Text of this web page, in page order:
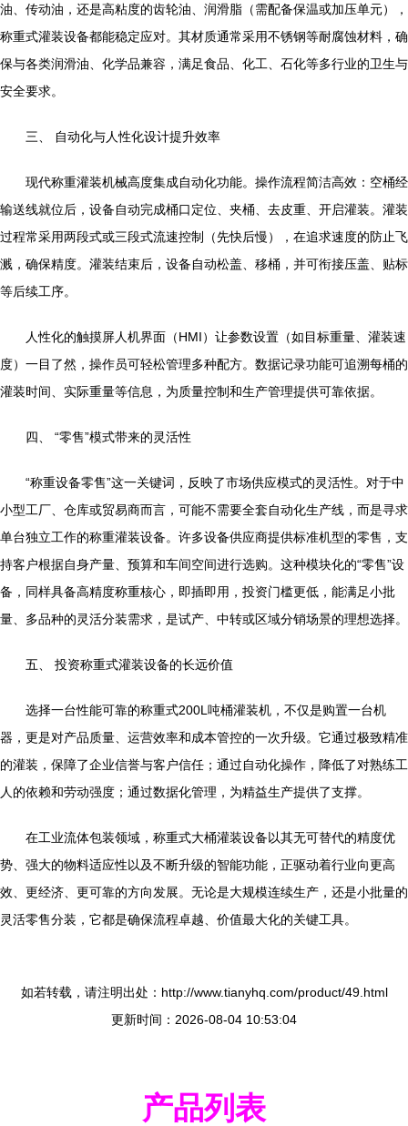
油、传动油，还是高粘度的齿轮油、润滑脂（需配备保温或加压单元），
称重式灌装设备都能稳定应对。其材质通常采用不锈钢等耐腐蚀材料，确
保与各类润滑油、化学品兼容，满足食品、化工、石化等多行业的卫生与
安全要求。
三、 自动化与人性化设计提升效率
现代称重灌装机械高度集成自动化功能。操作流程简洁高效：空桶经
输送线就位后，设备自动完成桶口定位、夹桶、去皮重、开启灌装。灌装
过程常采用两段式或三段式流速控制（先快后慢），在追求速度的防止飞
溅，确保精度。灌装结束后，设备自动松盖、移桶，并可衔接压盖、贴标
等后续工序。
人性化的触摸屏人机界面（HMI）让参数设置（如目标重量、灌装速
度）一目了然，操作员可轻松管理多种配方。数据记录功能可追溯每桶的
灌装时间、实际重量等信息，为质量控制和生产管理提供可靠依据。
四、 “零售”模式带来的灵活性
“称重设备零售”这一关键词，反映了市场供应模式的灵活性。对于中
小型工厂、仓库或贸易商而言，可能不需要全套自动化生产线，而是寻求
单台独立工作的称重灌装设备。许多设备供应商提供标准机型的零售，支
持客户根据自身产量、预算和车间空间进行选购。这种模块化的“零售”设
备，同样具备高精度称重核心，即插即用，投资门槛更低，能满足小批
量、多品种的灵活分装需求，是试产、中转或区域分销场景的理想选择。
五、 投资称重式灌装设备的长远价值
选择一台性能可靠的称重式200L吨桶灌装机，不仅是购置一台机
器，更是对产品质量、运营效率和成本管控的一次升级。它通过极致精准
的灌装，保障了企业信誉与客户信任；通过自动化操作，降低了对熟练工
人的依赖和劳动强度；通过数据化管理，为精益生产提供了支撑。
在工业流体包装领域，称重式大桶灌装设备以其无可替代的精度优
势、强大的物料适应性以及不断升级的智能功能，正驱动着行业向更高
效、更经济、更可靠的方向发展。无论是大规模连续生产，还是小批量的
灵活零售分装，它都是确保流程卓越、价值最大化的关键工具。
如若转载，请注明出处：http://www.tianyhq.com/product/49.html
更新时间：2026-08-04 10:53:04
产品列表